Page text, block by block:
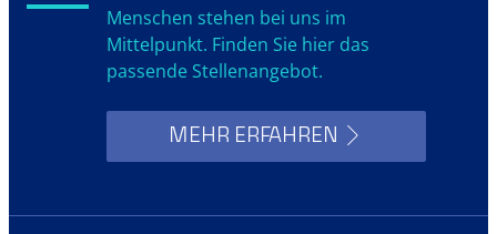
Menschen stehen bei uns im
Mittelpunkt. Finden Sie hier das
passende Stellenangebot.
MEHR ERFAHREN